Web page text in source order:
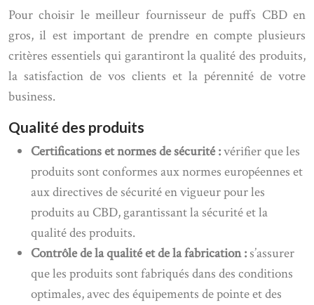
Pour choisir le meilleur fournisseur de puffs CBD en
gros, il est important de prendre en compte plusieurs
critères essentiels qui garantiront la qualité des produits,
la satisfaction de vos clients et la pérennité de votre
business.
Qualité des produits
Certifications et normes de sécurité :vérifier que les
produits sont conformes aux normes européennes et
aux directives de sécurité en vigueur pour les
produits au CBD, garantissant la sécurité et la
qualité des produits.
Contrôle de la qualité et de la fabrication :s’assurer
que les produits sont fabriqués dans des conditions
optimales, avec des équipements de pointe et des